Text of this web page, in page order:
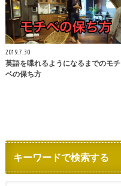
2019.7.30
英語を喋れるようになるまでのモチ
ベの保ち方
キーワードで検索する